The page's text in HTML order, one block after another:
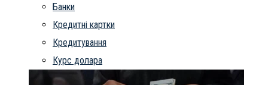
Банки
Кредитні картки
Кредитування
Курс долара